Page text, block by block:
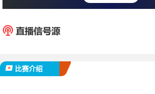
0 : 0
比赛介绍